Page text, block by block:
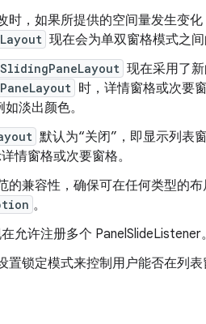
时，如果所提供的空间量发生变
现在会为单双窗格模式之间
SlidingPaneLayout 现在采用了
时，详情窗格或次要
淡出颜色。
默认为“关闭”，即显示列表
情窗格或次要窗格。
的兼容性，确保可在任何类型的布
。
允许注册多个 PanelSlideListener。
置锁定模式来控制用户能否在列表